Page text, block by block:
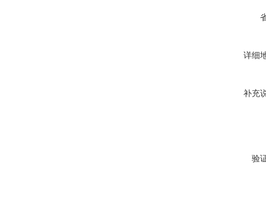
详细
补充
验